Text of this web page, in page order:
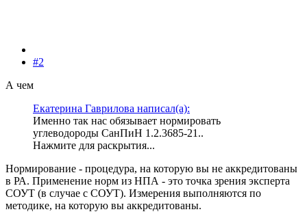
#2
А чем
Екатерина Гаврилова написал(а):
Именно так нас обязывает нормировать
углеводороды СанПиН 1.2.3685-21..
Нажмите для раскрытия...
Нормирование - процедура, на которую вы не аккредитованы
в РА. Применение норм из НПА - это точка зрения эксперта
СОУТ (в случае с СОУТ). Измерения выполняются по
методике, на которую вы аккредитованы.